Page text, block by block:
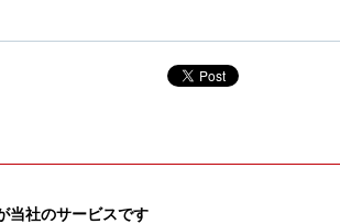
当社のサービスです